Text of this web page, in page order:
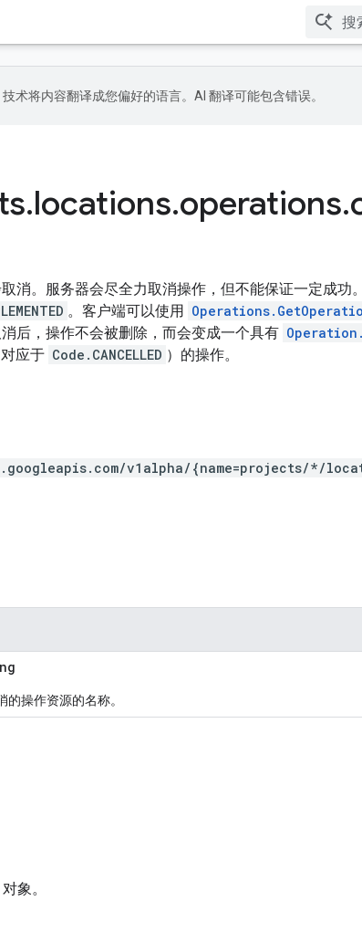
术将内容翻译成您偏好的语言。AI 翻译可能包含错误。
.locations.operations.
消。服务器会尽全力取消操作，但不能保证一定成功
。客户端可以使用
后，操作不会被删除，而会变成一个具有
对应于 Code.CANCELLED ）的操作。
v1alpha/{name=projects/*/
的操作资源的名称。
象。